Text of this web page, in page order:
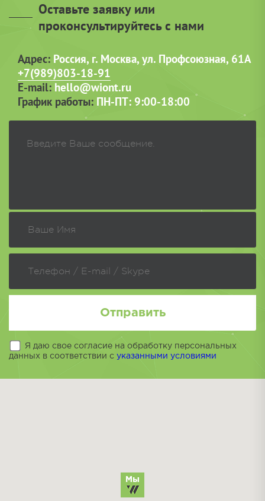
Оставьте заявку или
проконсультируйтесь с нами
Адрес: Россия, г. Москва, ул. Профсоюзная, 61А
+7(989)803-18-91
E-mail: hello@wiont.ru
График работы: ПН-ПТ: 9:00-18:00
Отправить
Я даю свое согласие на обработку персональных
данных в соответствии с указанными условиями